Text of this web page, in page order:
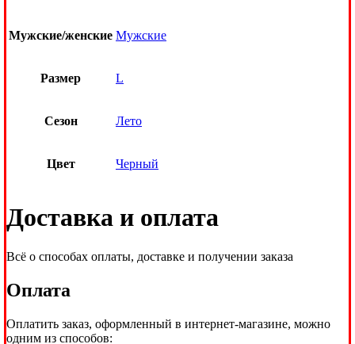
Мужские/женские Мужские
Размер L
Сезон Лето
Цвет Черный
Доставка и оплата
Всё о способах оплаты, доставке и получении заказа
Оплата
Оплатить заказ, оформленный в интернет-магазине, можно
одним из способов: